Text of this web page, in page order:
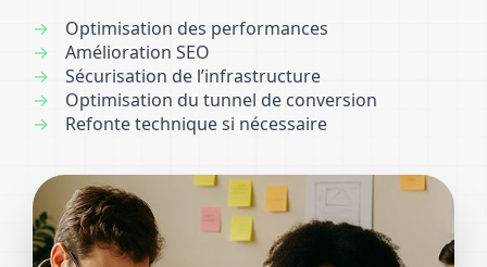
Optimisation des performances
Amélioration SEO
Sécurisation de l’infrastructure
Optimisation du tunnel de conversion
Refonte technique si nécessaire